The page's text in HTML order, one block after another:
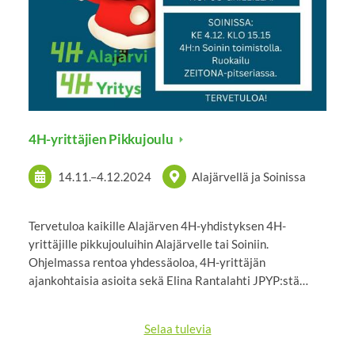
4H-yrittäjien Pikkujoulu
14.11. –4.12.2024 Alajärvellä ja Soinissa
Tervetuloa kaikille Alajärven 4H-yhdistyksen 4H-
yrittäjille pikkujouluihin Alajärvelle tai Soiniin.
Ohjelmassa rentoa yhdessäoloa, 4H-yrittäjän
ajankohtaisia asioita sekä Elina Rantalahti JPYP:stä…
Selaa tulevia